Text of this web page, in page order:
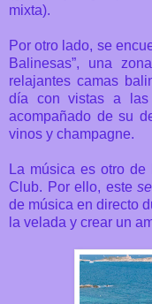
mixta).
Por otro lado, se
Balinesas”, una
relajantes camas
día con vistas a las
acompañado de su
vinos y champagne.
La música es otro
Club. Por ello, este
de música en directo
la velada y crear un